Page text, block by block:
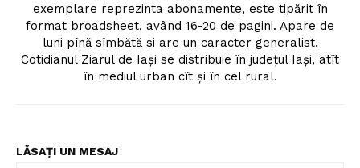
exemplare reprezinta abonamente, este tipărit în
format broadsheet, având 16-20 de pagini. Apare de
luni pînă sîmbătă si are un caracter generalist.
Cotidianul Ziarul de Iaşi se distribuie în judeţul Iaşi, atît
în mediul urban cît şi în cel rural.
LĂSAȚI UN MESAJ